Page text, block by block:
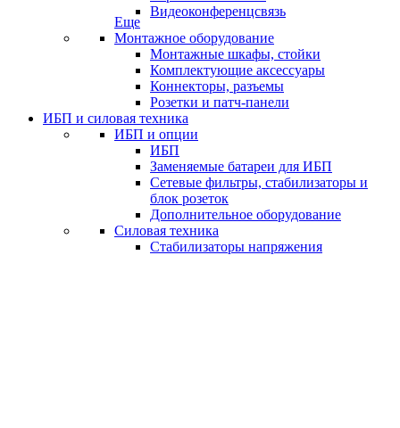
Видеоконференцсвязь
Еще
Монтажное оборудование
Монтажные шкафы, стойки
Комплектующие аксессуары
Коннекторы, разъемы
Розетки и патч-панели
ИБП и силовая техника
ИБП и опции
ИБП
Заменяемые батареи для ИБП
Сетевые фильтры, стабилизаторы и
блок розеток
Дополнительное оборудование
Силовая техника
Стабилизаторы напряжения